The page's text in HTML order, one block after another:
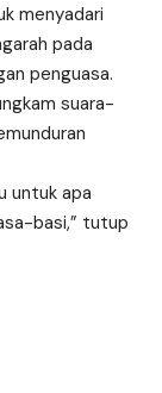
menyadari
pada
penguasa.
suara-
untuk apa
basi,” tutup